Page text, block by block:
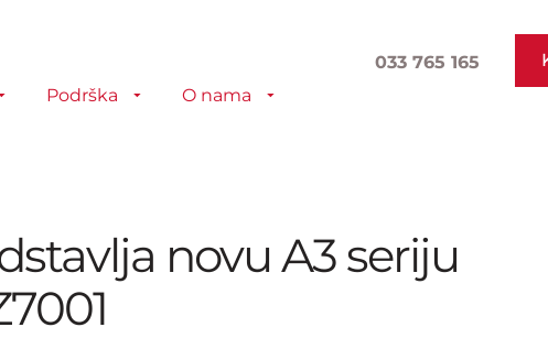
Podrška O nama
033 765 165
novu A3 seriju